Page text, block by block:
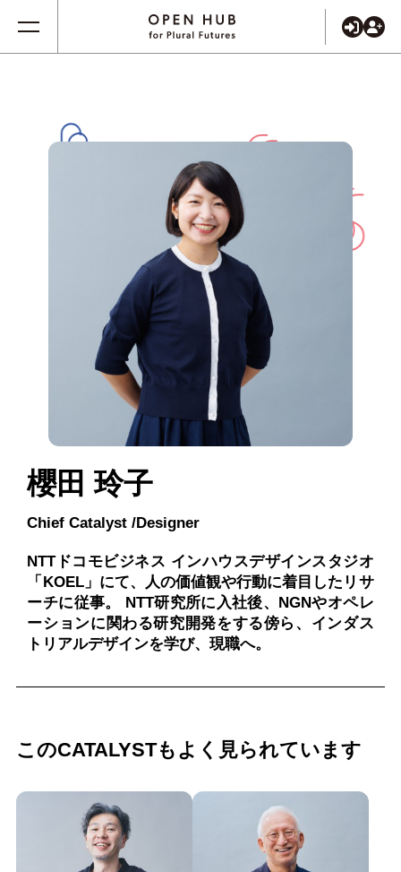
櫻田 玲子
Chief Catalyst /Designer
NTTドコモビジネス インハウスデザインスタジオ
「KOEL」にて、人の価値観や行動に着目したリサ
ーチに従事。 NTT研究所に入社後、NGNやオペレ
ーションに関わる研究開発をする傍ら、インダス
トリアルデザインを学び、現職へ。
このCATALYSTもよく見られています